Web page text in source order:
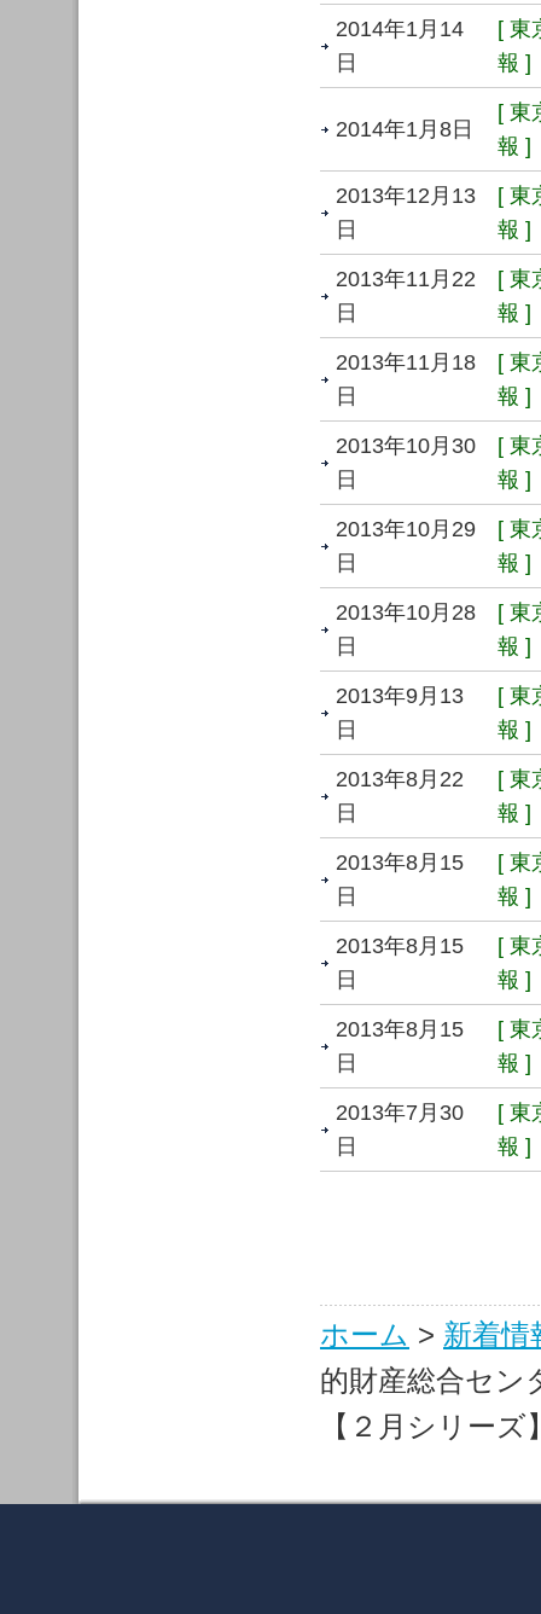
2014年1月14
日
[ 東
報 ]
2014年1月8日
[ 東
報 ]
2013年12月13
日
[ 東
報 ]
2013年11月22
日
[ 東
報 ]
2013年11月18
日
[ 東
報 ]
2013年10月30
日
[ 東
報 ]
2013年10月29
日
[ 東
報 ]
2013年10月28
日
[ 東
報 ]
2013年9月13
日
[ 東
報 ]
2013年8月22
日
[ 東
報 ]
2013年8月15
日
[ 東
報 ]
2013年8月15
日
[ 東
報 ]
2013年8月15
日
[ 東
報 ]
2013年7月30
日
[ 東
報 ]
ホーム > 新着情
的財産総合セ
【２月シリーズ